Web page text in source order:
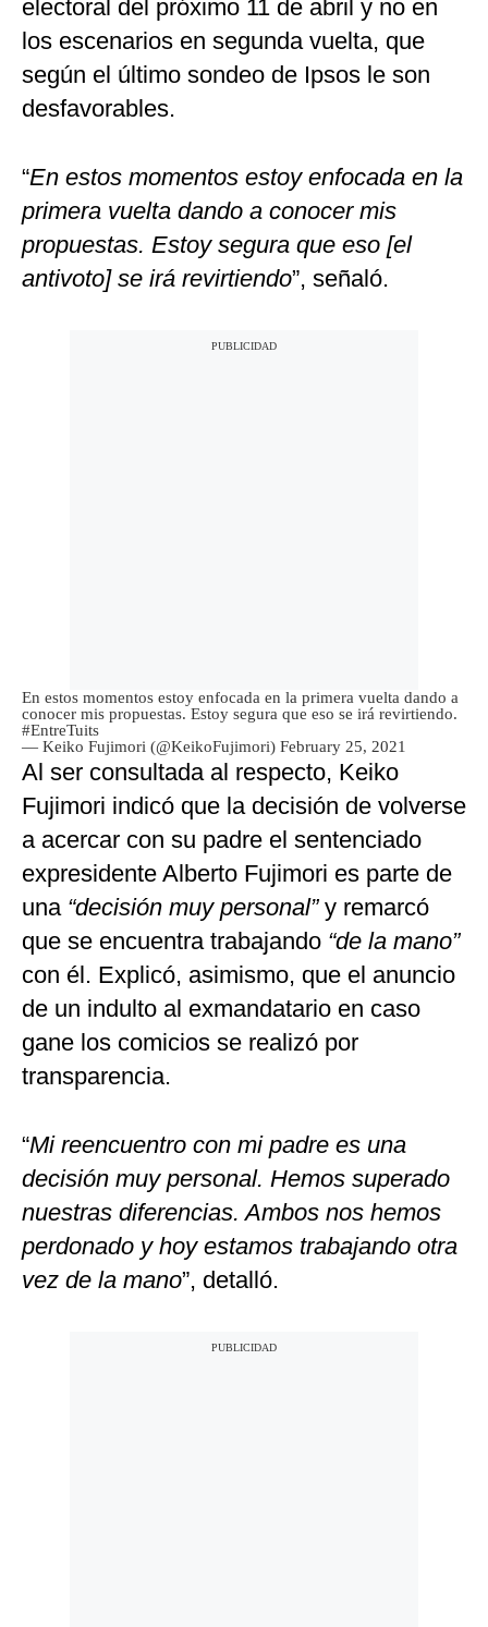
electoral del próximo 11 de abril y no en
los escenarios en segunda vuelta, que
según el último sondeo de Ipsos le son
desfavorables.
“En estos momentos estoy enfocada en la
primera vuelta dando a conocer mis
propuestas. Estoy segura que eso [el
antivoto] se irá revirtiendo”, señaló.
En estos momentos estoy enfocada en la primera vuelta dando a
conocer mis propuestas. Estoy segura que eso se irá revirtiendo.
#EntreTuits
— Keiko Fujimori (@KeikoFujimori) February 25, 2021
Al ser consultada al respecto, Keiko
Fujimori indicó que la decisión de volverse
a acercar con su padre el sentenciado
expresidente Alberto Fujimori es parte de
una “decisión muy personal”y remarcó
que se encuentra trabajando “de la mano”
con él. Explicó, asimismo, que el anuncio
de un indulto al exmandatario en caso
gane los comicios se realizó por
transparencia.
“Mi reencuentro con mi padre es una
decisión muy personal. Hemos superado
nuestras diferencias. Ambos nos hemos
perdonado y hoy estamos trabajando otra
vez de la mano”, detalló.